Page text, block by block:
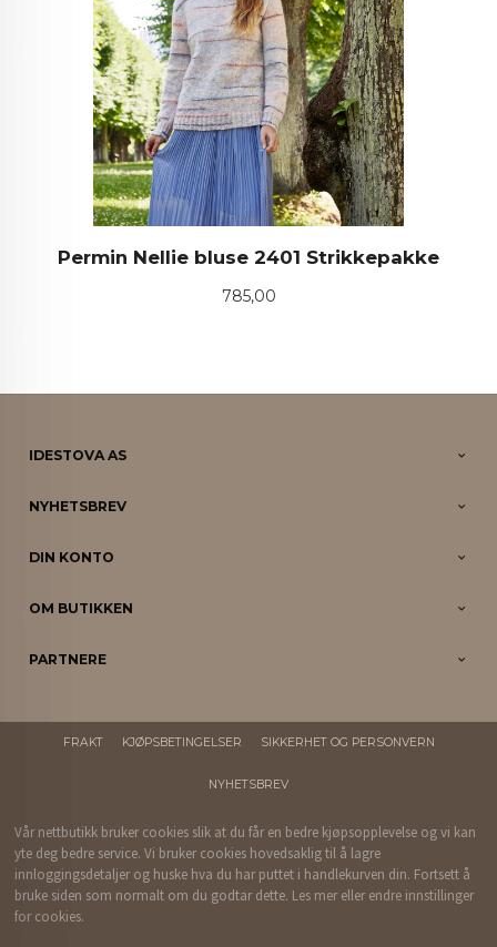
Permin Nellie bluse 2401 Strikkepakke
Pris
785,00
IDESTOVA AS
NYHETSBREV
DIN KONTO
OM BUTIKKEN
PARTNERE
FRAKT KJØPSBETINGELSER SIKKERHET OG PERSONVERN
NYHETSBREV
Vår nettbutikk bruker cookies slik at du får en bedre kjøpsopplevelse og vi kan
yte deg bedre service. Vi bruker cookies hovedsaklig til å lagre
innloggingsdetaljer og huske hva du har puttet i handlekurven din. Fortsett å
bruke siden som normalt om du godtar dette. Les mer eller endre innstillinger
for cookies.